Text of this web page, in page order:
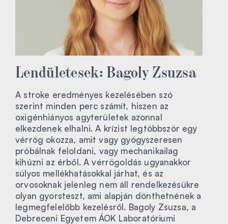
Lendületesek: Bagoly Zsuzsa
A stroke eredményes kezelésében szó
szerint minden perc számít, hiszen az
oxigénhiányos agyterületek azonnal
elkezdenek elhalni. A krízist legtöbbször egy
vérrög okozza, amit vagy gyógyszeresen
próbálnak feloldani, vagy mechanikailag
kihúzni az érből. A vérrögoldás ugyanakkor
súlyos mellékhatásokkal járhat, és az
orvosoknak jelenleg nem áll rendelkezésükre
olyan gyorsteszt, ami alapján dönthetnének a
legmegfelelőbb kezelésről. Bagoly Zsuzsa, a
Debreceni Egyetem ÁOK Laboratóriumi